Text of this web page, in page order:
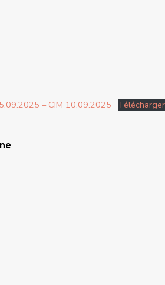
– CIM 10.09.2025 Télécharger